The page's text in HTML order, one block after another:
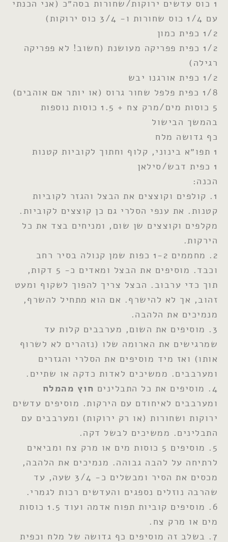
1 כוס עדשים ירוקות/שחורות בסה״כ (אני הכנתי
עם 1/4 כוס שחורות ו- 3/4 כוס ירוקות)
1/2 כפית כמון
1/2 כפית פפריקה מעושנת (חשוב! לא פפריקה
רגילה)
1/2 כפית אורגנו יבש
1/8 כפית פלפל שחור גרוס (או יותר אם אוהבים)
5 כוסות מים/מרק צח + 1.5 כוסות נוספות
בהמשך הבישול
כף גדושה מלח
הכנה:
1. קולפים וקוצצים את הבצל והגזר לקוביות
קטנות. את ענפי הסלרי גם כן קוצצים לקוביות.
מקלפים וקוצצים שן שום, ומניחים בצד את כל
הירקות.
2. מחממים 1-2 כפות שמן קנולה בסיר רחב
וכבד. מוסיפים את הבצל ומאדים כ- 5 דקות,
תוך כדי ערבוב. הבצל צריך להפוך לשקוף ומעט
זהוב, אך לא להישרף. אם הוא מתחיל להשרף,
מנמיכים את הלהבה.
3. מוסיפים את השום, מערבבים קלות עד
שמרגישים את הארומה שלו (נזהרים לא לשרוף
אותו) ואז מיד מוסיפים את הסלרי והגזרים
ומערבבים. ממשיכים לאדות כדקה או שתיים.
חוץ מהמלח
ומערבבים לאיחודם עם הירקות. מוסיפים עדשים
ירוקות ושחורות (או רק ירוקות) ומערבבים עם
התבלינים. ממשיכים לבשל דקה.
5. מוסיפים 5 כוסות מים או מרק צח ומביאים
לרתיחה על להבה גבוהה. מנמיכים את הלהבה,
מכסים את הסיר ומבשלים כ- 3/4 שעה, עד
שהרבה נוזלים נספגים והעדשים רכות לגמרי.
6. מוסיפים קוביות תפוח אדמה ועוד 1.5 כוסות
מים או מרק צח.
7. בשלב זה מוסיפים כף גדושה של מלח וכפית